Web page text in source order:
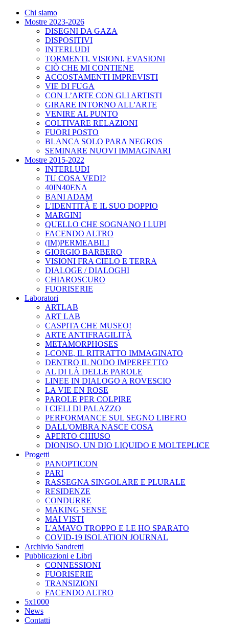
Chi siamo
Mostre 2023-2026
DISEGNI DA GAZA
DISPOSITIVI
INTERLUDI
TORMENTI, VISIONI, EVASIONI
CIÒ CHE MI CONTIENE
ACCOSTAMENTI IMPREVISTI
VIE DI FUGA
CON L’ARTE CON GLI ARTISTI
GIRARE INTORNO ALL'ARTE
VENIRE AL PUNTO
COLTIVARE RELAZIONI
FUORI POSTO
BLANCA SOLO PARA NEGROS
SEMINARE NUOVI IMMAGINARI
Mostre 2015-2022
INTERLUDI
TU COSA VEDI?
40IN40ENA
BANI ADAM
L'IDENTITÀ E IL SUO DOPPIO
MARGINI
QUELLO CHE SOGNANO I LUPI
FACENDO ALTRO
(IM)PERMEABILI
GIORGIO BARBERO
VISIONI FRA CIELO E TERRA
DIALOGE / DIALOGHI
CHIAROSCURO
FUORISERIE
Laboratori
ARTLAB
ART LAB
CASPITA CHE MUSEO!
ARTE ANTIFRAGILITÀ
METAMORPHOSES
I-CONE, IL RITRATTO IMMAGINATO
DENTRO IL NODO IMPERFETTO
AL DI LÀ DELLE PAROLE
LINEE IN DIALOGO A ROVESCIO
LA VIE EN ROSE
PAROLE PER COLPIRE
I CIELI DI PALAZZO
PERFORMANCE SUL SEGNO LIBERO
DALL'OMBRA NASCE COSA
APERTO CHIUSO
DIONISO, UN DIO LIQUIDO E MOLTEPLICE
Progetti
PANOPTICON
PARI
RASSEGNA SINGOLARE E PLURALE
RESIDENZE
CONDURRE
MAKING SENSE
MAI VISTI
L'AMAVO TROPPO E LE HO SPARATO
COVID-19 ISOLATION JOURNAL
Archivio Sandretti
Pubblicazioni e Libri
CONNESSIONI
FUORISERIE
TRANSIZIONI
FACENDO ALTRO
5x1000
News
Contatti